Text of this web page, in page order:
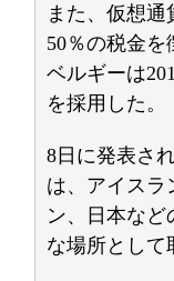
また、仮想
50％の税金を
ベルギーは
を採用した。
8日に発表さ
は、アイスラ
ン、日本など
な場所として